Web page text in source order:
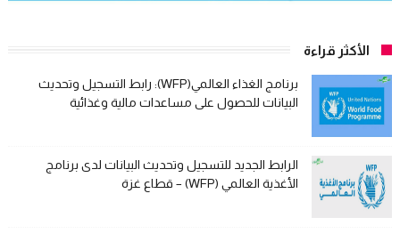
الأكثر قراءة
برنامج الغذاء العالمي(WFP): رابط التسجيل وتحديث
البيانات للحصول على مساعدات مالية وغذائية
الرابط الجديد للتسجيل وتحديث البيانات لدى برنامج
الأغذية العالمي (WFP) – قطاع غزة